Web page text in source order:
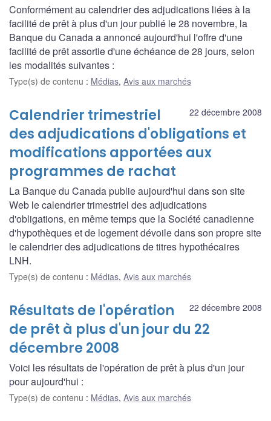
Conformément au calendrier des adjudications liées à la
facilité de prêt à plus d'un jour publié le 28 novembre, la
Banque du Canada a annoncé aujourd'hui l'offre d'une
facilité de prêt assortie d'une échéance de 28 jours, selon
les modalités suivantes :
Type(s) de contenu : Médias, Avis aux marchés
22 décembre 2008
Calendrier trimestriel
des adjudications d'obligations et
modifications apportées aux
programmes de rachat
La Banque du Canada publie aujourd'hui dans son site
Web le calendrier trimestriel des adjudications
d'obligations, en même temps que la Société canadienne
d'hypothèques et de logement dévoile dans son propre site
le calendrier des adjudications de titres hypothécaires
LNH.
Type(s) de contenu : Médias, Avis aux marchés
22 décembre 2008
Résultats de l'opération
de prêt à plus d'un jour du 22
décembre 2008
Voici les résultats de l'opération de prêt à plus d'un jour
pour aujourd'hui :
Type(s) de contenu : Médias, Avis aux marchés